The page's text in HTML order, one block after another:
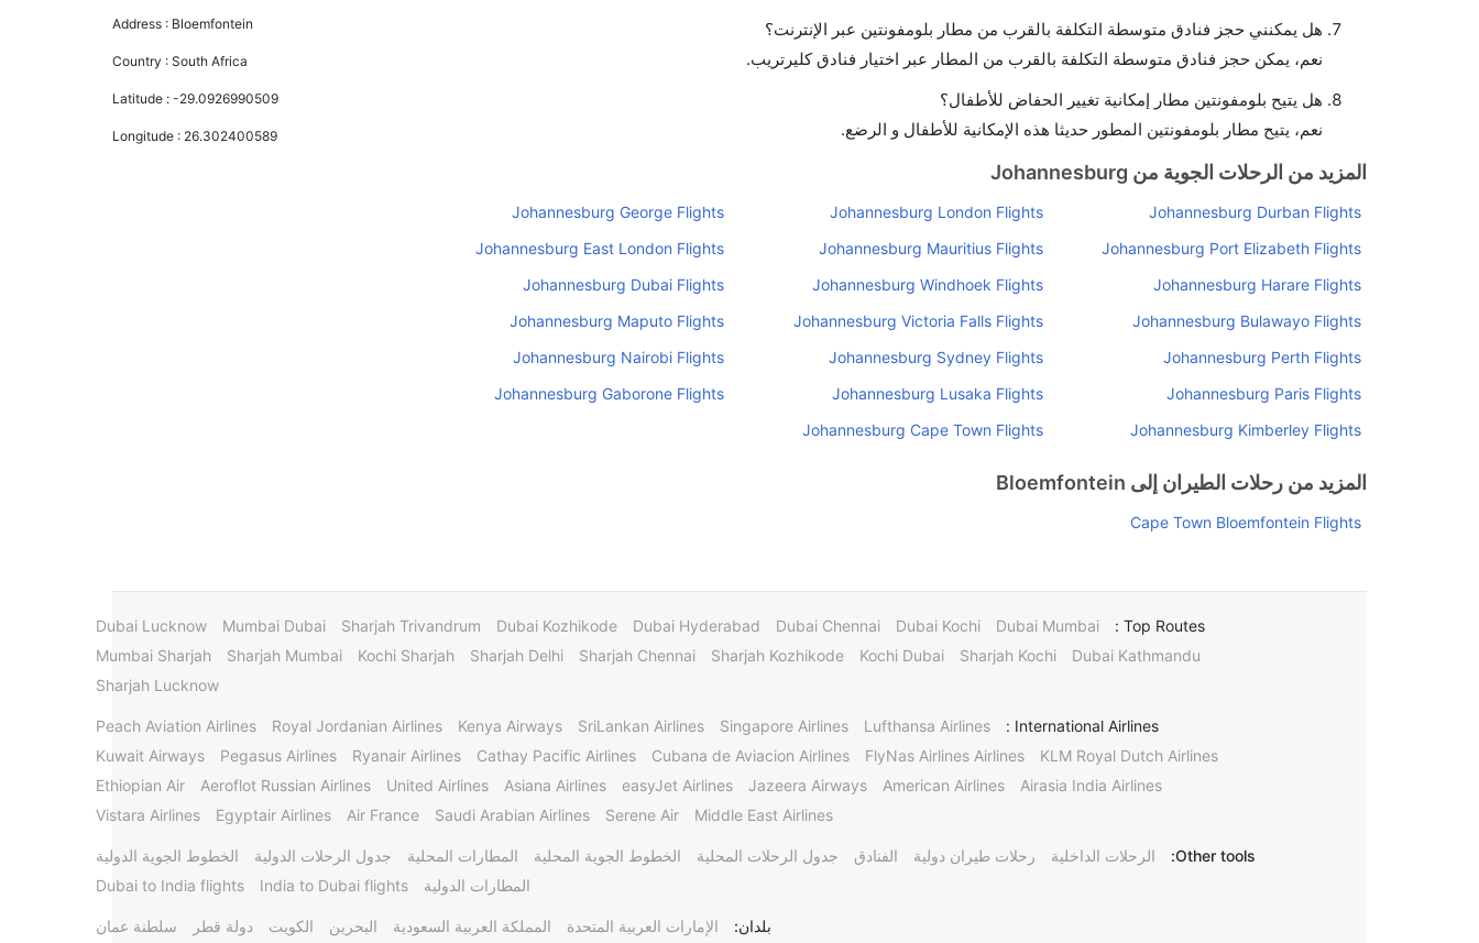
هل يمكنني حجز فنادق متوسطة التكلفة بالقرب من مطار بلومفونتين عبر الإنترنت؟
نعم، يمكن حجز فنادق متوسطة التكلفة بالقرب من المطار عبر اختيار فنادق كليرتريب.
هل يتيح بلومفونتين مطار إمكانية تغيير الحفاض للأطفال؟
نعم، يتيح مطار بلومفونتين المطور حديثا هذه الإمكانية للأطفال و الرضع.
المزيد من الرحلات الجوية من Johannesburg
Johannesburg Durban Flights
Johannesburg London Flights
Johannesburg George Flights
Johannesburg Port Elizabeth Flights
Johannesburg Mauritius Flights
Johannesburg East London Flights
Johannesburg Harare Flights
Johannesburg Windhoek Flights
Johannesburg Dubai Flights
Johannesburg Bulawayo Flights
Johannesburg Victoria Falls Flights
Johannesburg Maputo Flights
Johannesburg Perth Flights
Johannesburg Sydney Flights
Johannesburg Nairobi Flights
Johannesburg Paris Flights
Johannesburg Lusaka Flights
Johannesburg Gaborone Flights
Johannesburg Kimberley Flights
Johannesburg Cape Town Flights
المزيد من رحلات الطيران إلى Bloemfontein
Cape Town Bloemfontein Flights
Address : Bloemfontein
Country :South Africa
Latitude :-29.0926990509
Longitude : 26.302400589
Top Routes :
Dubai Mumbai
Dubai Kochi
Dubai Chennai
Dubai Hyderabad
Dubai Kozhikode
Sharjah Trivandrum
Mumbai Dubai
Dubai Lucknow
Dubai Kathmandu
Sharjah Kochi
Kochi Dubai
Sharjah Kozhikode
Sharjah Chennai
Sharjah Delhi
Kochi Sharjah
Sharjah Mumbai
Mumbai Sharjah
Sharjah Lucknow
International Airlines :
Lufthansa Airlines
Singapore Airlines
SriLankan Airlines
Kenya Airways
Royal Jordanian Airlines
Peach Aviation Airlines
KLM Royal Dutch Airlines
FlyNas Airlines Airlines
Cubana de Aviacion Airlines
Cathay Pacific Airlines
Ryanair Airlines
Pegasus Airlines
Kuwait Airways
Airasia India Airlines
American Airlines
Jazeera Airways
easyJet Airlines
Asiana Airlines
United Airlines
Aeroflot Russian Airlines
Ethiopian Air
Middle East Airlines
Serene Air
Saudi Arabian Airlines
Air France
Egyptair Airlines
Vistara Airlines
Other tools: الرحلات الداخلية رحلات طيران دولية الفنادق جدول الرحلات المحلية الخطوط الجوية المحلية المطارات المحلية جدول الرحلات الدولية
الخطوط الجوية الدولية
المطارات الدولية
India to Dubai flights
Dubai to India flights
بلدان: الإمارات العربية المتحدة المملكة العربية السعودية البحرين الكويت دولة قطر سلطنة عمان